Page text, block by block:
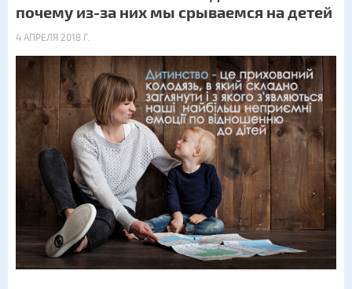
почему из-за них мы срываемся на детей
4 АПРЕЛЯ 2018 Г.